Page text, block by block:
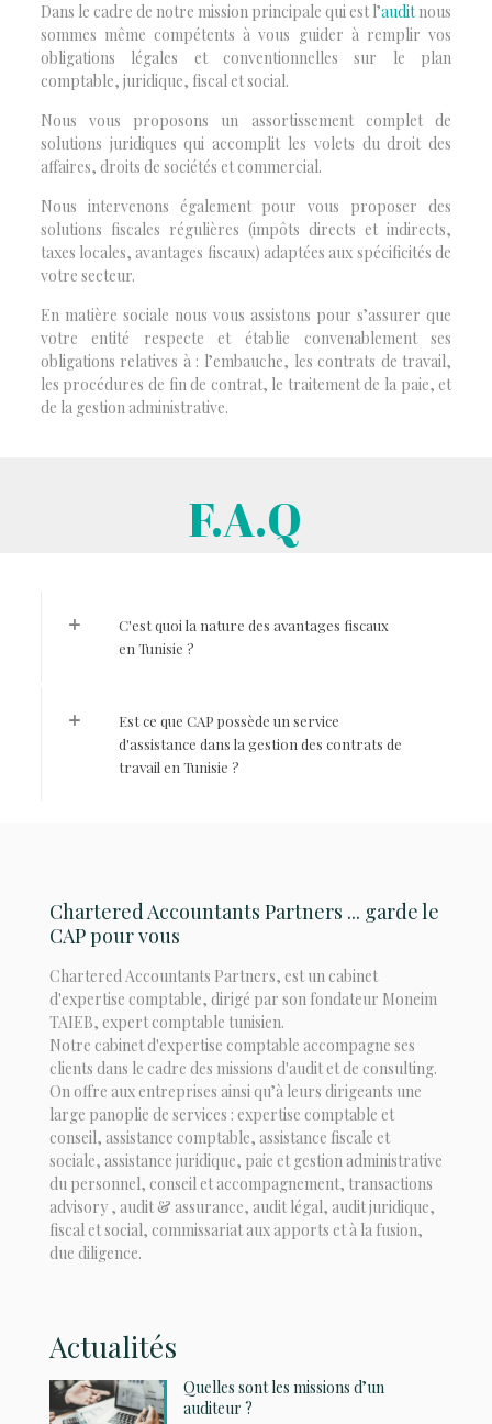
Dans le cadre de notre mission principale qui est l’auditnous
sommes même compétents à vous guider à remplir vos
obligations légales et conventionnelles sur le plan
comptable, juridique, fiscal et social.
Nous vous proposons un assortissement complet de
solutions juridiques qui accomplit les volets du droit des
affaires, droits de sociétés et commercial.
Nous intervenons également pour vous proposer des
solutions fiscales régulières (impôts directs et indirects,
taxes locales, avantages fiscaux) adaptées aux spécificités de
votre secteur.
En matière sociale nous vous assistons pour s’assurer que
votre entité respecte et établie convenablement ses
obligations relatives à : l’embauche, les contrats de travail,
les procédures de fin de contrat, le traitement de la paie, et
de la gestion administrative.
F.A.Q
C'est quoi la nature des avantages fiscaux
en Tunisie ?
Est ce que CAP possède un service
d'assistance dans la gestion des contrats de
travail en Tunisie ?
Chartered Accountants Partners ... garde le
CAP pour vous
Chartered Accountants Partners, est un cabinet
d'expertise comptable, dirigé par son fondateur Moneim
TAIEB, expert comptable tunisien.
Notre cabinet d'expertise comptable accompagne ses
clients dans le cadre des missions d'audit et de consulting.
On offre aux entreprises ainsi qu’à leurs dirigeants une
large panoplie de services : expertise comptable et
conseil, assistance comptable, assistance fiscale et
sociale, assistance juridique, paie et gestion administrative
du personnel, conseil et accompagnement, transactions
advisory , audit & assurance, audit légal, audit juridique,
fiscal et social, commissariat aux apports et à la fusion,
due diligence.
Actualités
Quelles sont les missions d’un
auditeur ?